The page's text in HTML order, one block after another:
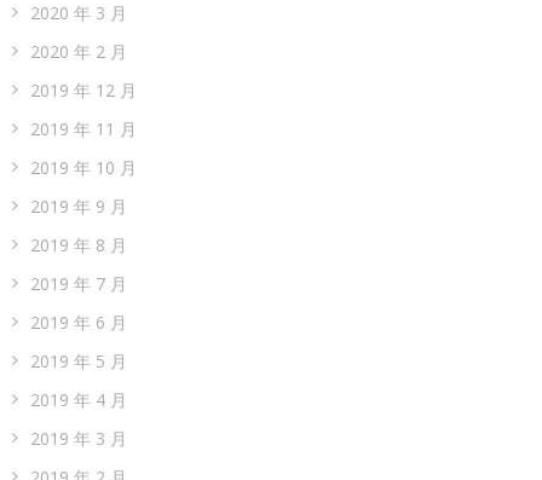
2020 年 3 月
2020 年 2 月
2019 年 12 月
2019 年 11 月
2019 年 10 月
2019 年 9 月
2019 年 8 月
2019 年 7 月
2019 年 6 月
2019 年 5 月
2019 年 4 月
2019 年 3 月